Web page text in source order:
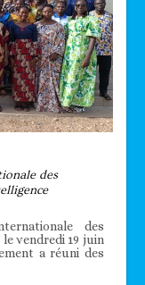
des
des
vendredi 19 juin
a réuni des